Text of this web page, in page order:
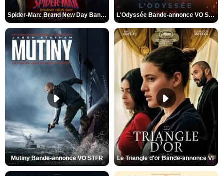
Spider-Man: Brand New Day Bande-annonce VO STFR L'Odyssée Bande-annonce VO STFR
Mutiny Bande-annonce VO STFR Le Triangle d'or Bande-annonce VF